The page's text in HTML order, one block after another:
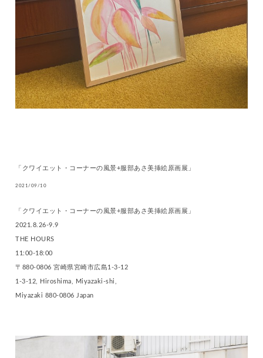
「クワイエット・コーナーの風景+服部あさ美挿絵原画展」
2021/09/10
「クワイエット・コーナーの風景+服部あさ美挿絵原画展」
2021.8.26-9.9
THE HOURS
11:00-18:00
〒880-0806 宮崎県宮崎市広島1-3-12
1-3-12, Hiroshima, Miyazaki-shi,
Miyazaki 880-0806 Japan